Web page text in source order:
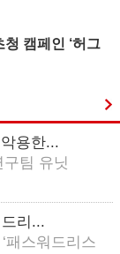
캠페인 ‘허그
용한...
팀 유닛
리...
패스워드리스